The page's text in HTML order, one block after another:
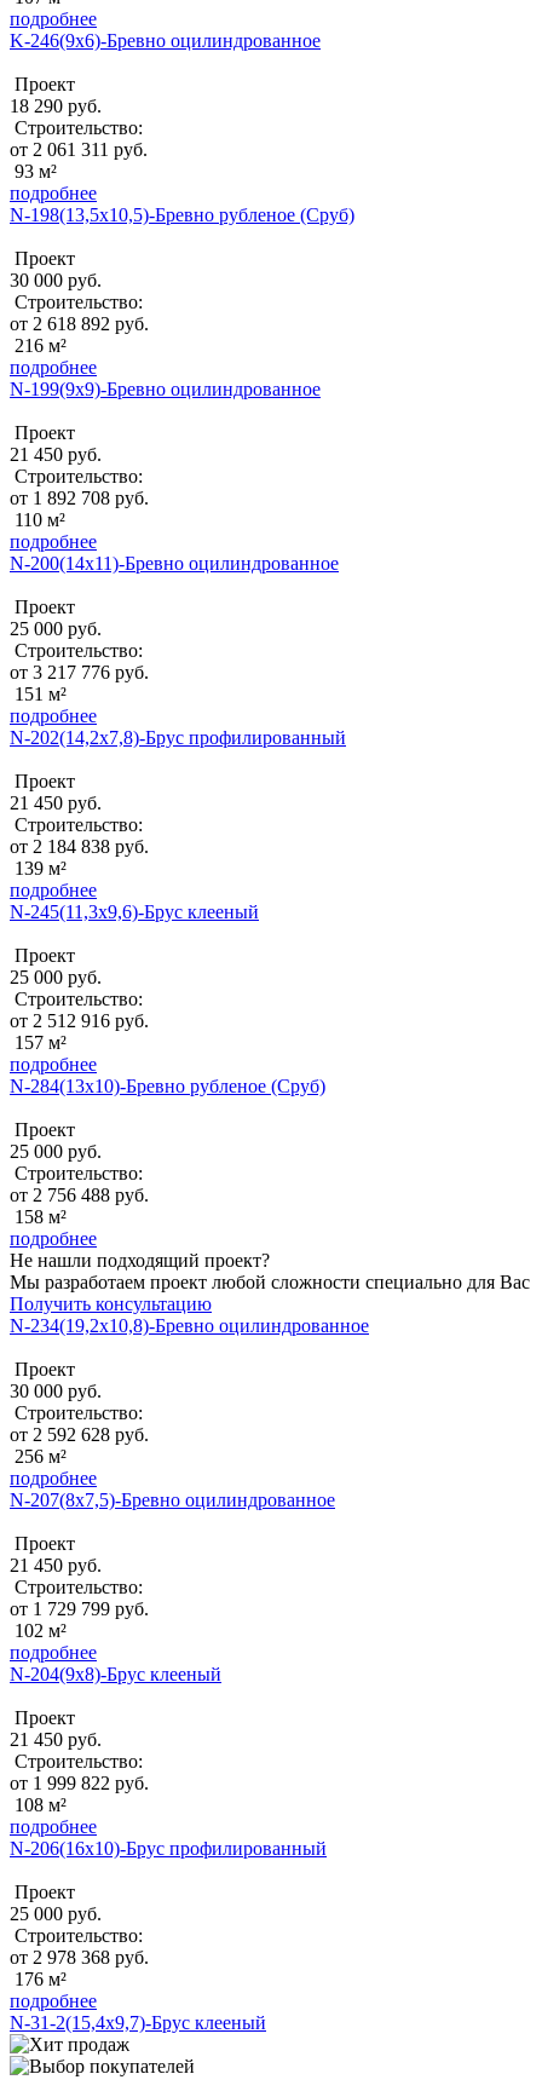
подробнее
K-246(9х6)-Бревно оцилиндрованное
Проект
18 290 руб.
Строительство:
от 2 061 311 руб.
93 м²
подробнее
N-198(13,5х10,5)-Бревно рубленое (Сруб)
Проект
30 000 руб.
Строительство:
от 2 618 892 руб.
216 м²
подробнее
N-199(9x9)-Бревно оцилиндрованное
Проект
21 450 руб.
Строительство:
от 1 892 708 руб.
110 м²
подробнее
N-200(14x11)-Бревно оцилиндрованное
Проект
25 000 руб.
Строительство:
от 3 217 776 руб.
151 м²
подробнее
N-202(14,2x7,8)-Брус профилированный
Проект
21 450 руб.
Строительство:
от 2 184 838 руб.
139 м²
подробнее
N-245(11,3x9,6)-Брус клееный
Проект
25 000 руб.
Строительство:
от 2 512 916 руб.
157 м²
подробнее
N-284(13x10)-Бревно рубленое (Сруб)
Проект
25 000 руб.
Строительство:
от 2 756 488 руб.
158 м²
подробнее
Не нашли подходящий проект?
Мы разработаем проект любой сложности специально для Вас
Получить консультацию
N-234(19,2x10,8)-Бревно оцилиндрованное
Проект
30 000 руб.
Строительство:
от 2 592 628 руб.
256 м²
подробнее
N-207(8x7,5)-Бревно оцилиндрованное
Проект
21 450 руб.
Строительство:
от 1 729 799 руб.
102 м²
подробнее
N-204(9x8)-Брус клееный
Проект
21 450 руб.
Строительство:
от 1 999 822 руб.
108 м²
подробнее
N-206(16x10)-Брус профилированный
Проект
25 000 руб.
Строительство:
от 2 978 368 руб.
176 м²
подробнее
N-31-2(15,4х9,7)-Брус клееный